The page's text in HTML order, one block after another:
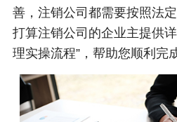
善，注销公司都需要按照法
打算注销公司的企业主提供
理实操流程”，帮助您顺利完